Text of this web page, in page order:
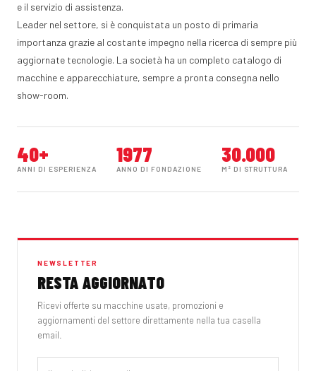
e il servizio di assistenza.
Leader nel settore, si è conquistata un posto di primaria
importanza grazie al costante impegno nella ricerca di sempre più
aggiornate tecnologie. La società ha un completo catalogo di
macchine e apparecchiature, sempre a pronta consegna nello
show-room.
40+
ANNI DI ESPERIENZA
1977
ANNO DI FONDAZIONE
30.000
M² DI STRUTTURA
NEWSLETTER
RESTA AGGIORNATO
Ricevi offerte su macchine usate, promozioni e
aggiornamenti del settore direttamente nella tua casella
email.